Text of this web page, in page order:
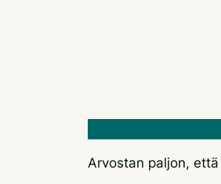
Arvostan paljon,